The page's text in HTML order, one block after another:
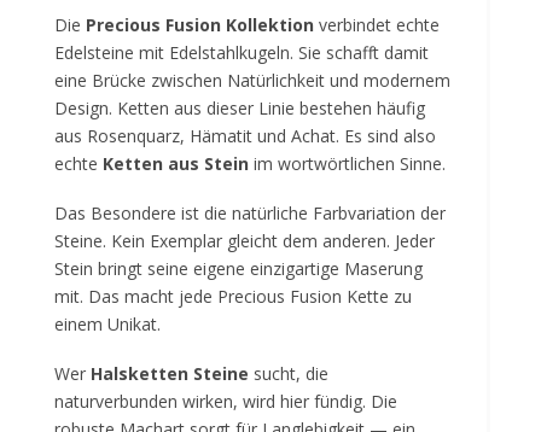
Die Precious Fusion Kollektion verbindet echte
Edelsteine mit Edelstahlkugeln. Sie schafft damit
eine Brücke zwischen Natürlichkeit und modernem
Design. Ketten aus dieser Linie bestehen häufig
aus Rosenquarz, Hämatit und Achat. Es sind also
echte Ketten aus Stein im wortwörtlichen Sinne.
Das Besondere ist die natürliche Farbvariation der
Steine. Kein Exemplar gleicht dem anderen. Jeder
Stein bringt seine eigene einzigartige Maserung
mit. Das macht jede Precious Fusion Kette zu
einem Unikat.
Wer Halsketten Steine sucht, die
naturverbunden wirken, wird hier fündig. Die